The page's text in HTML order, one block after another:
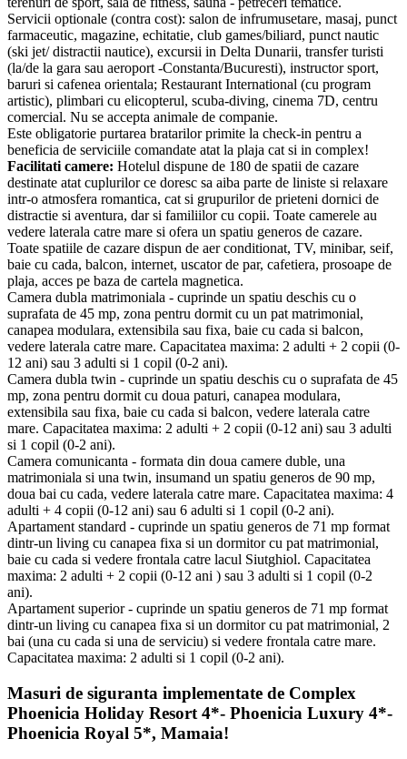
Servicii optionale (contra cost): salon de infrumusetare, masaj, punct
farmaceutic, magazine, echitatie, club games/biliard, punct nautic
(ski jet/ distractii nautice), excursii in Delta Dunarii, transfer turisti
(la/de la gara sau aeroport -Constanta/Bucuresti), instructor sport,
baruri si cafenea orientala; Restaurant International (cu program
artistic), plimbari cu elicopterul, scuba-diving, cinema 7D, centru
comercial. Nu se accepta animale de companie.
Este obligatorie purtarea bratarilor primite la check-in pentru a
beneficia de serviciile comandate atat la plaja cat si in complex!
Facilitati camere: Hotelul dispune de 180 de spatii de cazare
destinate atat cuplurilor ce doresc sa aiba parte de liniste si relaxare
intr-o atmosfera romantica, cat si grupurilor de prieteni dornici de
distractie si aventura, dar si familiilor cu copii. Toate camerele au
vedere laterala catre mare si ofera un spatiu generos de cazare.
Toate spatiile de cazare dispun de aer conditionat, TV, minibar, seif,
baie cu cada, balcon, internet, uscator de par, cafetiera, prosoape de
plaja, acces pe baza de cartela magnetica.
Camera dubla matrimoniala - cuprinde un spatiu deschis cu o
suprafata de 45 mp, zona pentru dormit cu un pat matrimonial,
canapea modulara, extensibila sau fixa, baie cu cada si balcon,
vedere laterala catre mare. Capacitatea maxima: 2 adulti + 2 copii (0-
12 ani) sau 3 adulti si 1 copil (0-2 ani).
Camera dubla twin - cuprinde un spatiu deschis cu o suprafata de 45
mp, zona pentru dormit cu doua paturi, canapea modulara,
extensibila sau fixa, baie cu cada si balcon, vedere laterala catre
mare. Capacitatea maxima: 2 adulti + 2 copii (0-12 ani) sau 3 adulti
si 1 copil (0-2 ani).
Camera comunicanta - formata din doua camere duble, una
matrimoniala si una twin, insumand un spatiu generos de 90 mp,
doua bai cu cada, vedere laterala catre mare. Capacitatea maxima: 4
adulti + 4 copii (0-12 ani) sau 6 adulti si 1 copil (0-2 ani).
Apartament standard - cuprinde un spatiu generos de 71 mp format
dintr-un living cu canapea fixa si un dormitor cu pat matrimonial,
baie cu cada si vedere frontala catre lacul Siutghiol. Capacitatea
maxima: 2 adulti + 2 copii (0-12 ani ) sau 3 adulti si 1 copil (0-2
ani).
Apartament superior - cuprinde un spatiu generos de 71 mp format
dintr-un living cu canapea fixa si un dormitor cu pat matrimonial, 2
bai (una cu cada si una de serviciu) si vedere frontala catre mare.
Capacitatea maxima: 2 adulti si 1 copil (0-2 ani).
Masuri de siguranta implementate de Complex
Phoenicia Holiday Resort 4*- Phoenicia Luxury 4*-
Phoenicia Royal 5*, Mamaia!